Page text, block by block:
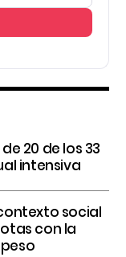
20 de los 33
intensiva
social
con la